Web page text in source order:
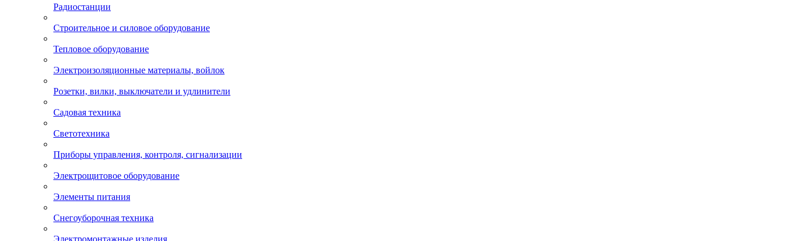
Радиостанции
Строительное и силовое оборудование
Тепловое оборудование
Электроизоляционные материалы, войлок
Розетки, вилки, выключатели и удлинители
Садовая техника
Светотехника
Приборы управления, контроля, сигнализации
Электрощитовое оборудование
Элементы питания
Снегоуборочная техника
Электромонтажные изделия